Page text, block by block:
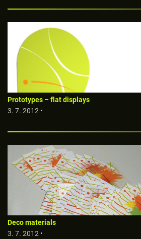
Prototypes – flat displays
3. 7. 2012 •
Deco materials
3. 7. 2012 •